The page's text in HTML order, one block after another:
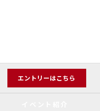
エントリーはこちら